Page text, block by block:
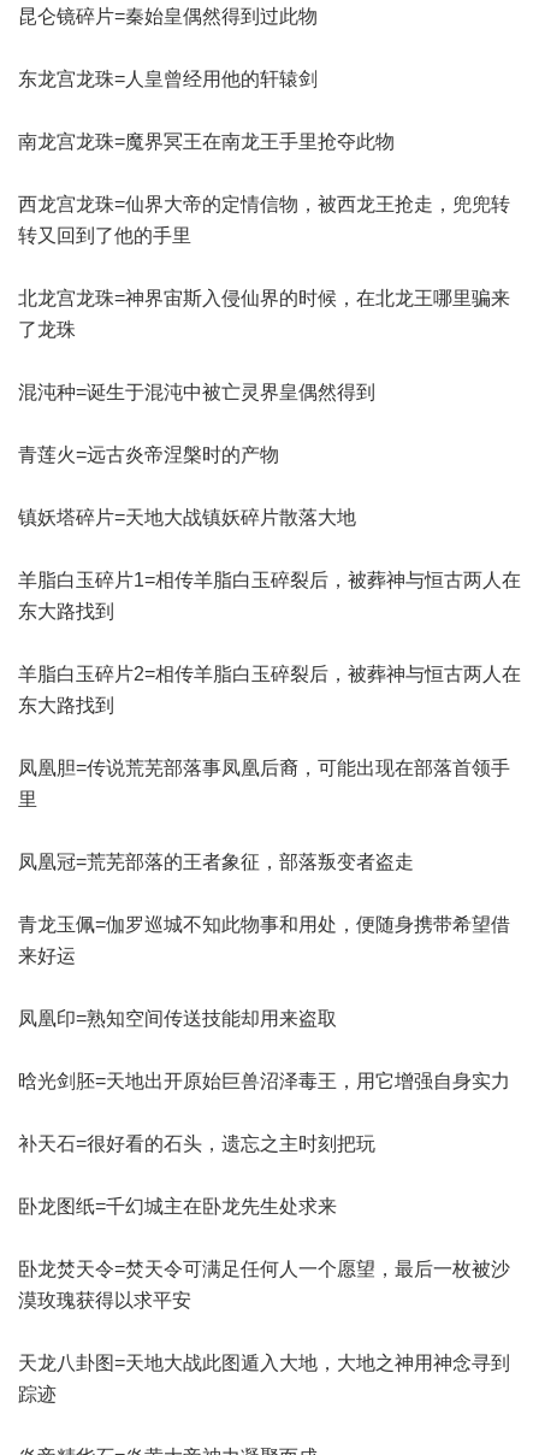
昆仑镜碎片=秦始皇偶然得到过此物
东龙宫龙珠=人皇曾经用他的轩辕剑
南龙宫龙珠=魔界冥王在南龙王手里抢夺此物
西龙宫龙珠=仙界大帝的定情信物，被西龙王抢走，兜兜转
转又回到了他的手里
北龙宫龙珠=神界宙斯入侵仙界的时候，在北龙王哪里骗来
了龙珠
混沌种=诞生于混沌中被亡灵界皇偶然得到
青莲火=远古炎帝涅槃时的产物
镇妖塔碎片=天地大战镇妖碎片散落大地
羊脂白玉碎片1=相传羊脂白玉碎裂后，被葬神与恒古两人在
东大路找到
羊脂白玉碎片2=相传羊脂白玉碎裂后，被葬神与恒古两人在
东大路找到
凤凰胆=传说荒芜部落事凤凰后裔，可能出现在部落首领手
里
凤凰冠=荒芜部落的王者象征，部落叛变者盗走
青龙玉佩=伽罗巡城不知此物事和用处，便随身携带希望借
来好运
凤凰印=熟知空间传送技能却用来盗取
晗光剑胚=天地出开原始巨兽沼泽毒王，用它增强自身实力
补天石=很好看的石头，遗忘之主时刻把玩
卧龙图纸=千幻城主在卧龙先生处求来
卧龙焚天令=焚天令可满足任何人一个愿望，最后一枚被沙
漠玫瑰获得以求平安
天龙八卦图=天地大战此图遁入大地，大地之神用神念寻到
踪迹